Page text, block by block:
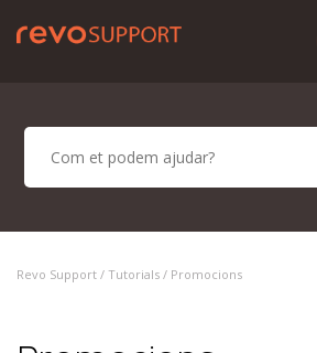
Revo Support / Tutorials / Promocions